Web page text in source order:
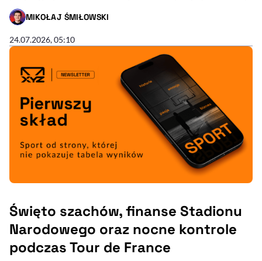
MIKOŁAJ ŚMIŁOWSKI
- AUTOR ARTYKUŁU - PROFIL
24.07.2026, 05:10
Święto szachów, finanse Stadionu
Narodowego oraz nocne kontrole
podczas Tour de France